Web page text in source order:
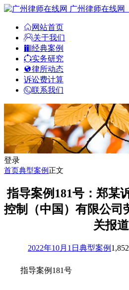
广州律师在线网
网站首页
关于我们
经典案例
实务研究
律所动态
诉讼费计算
联系我们
登录
首页典型案例 正文
指导案例181号：郑某
控制（中国）有限公司
关报道
2022年10月1日 典型案例 1,852
指导案例181号